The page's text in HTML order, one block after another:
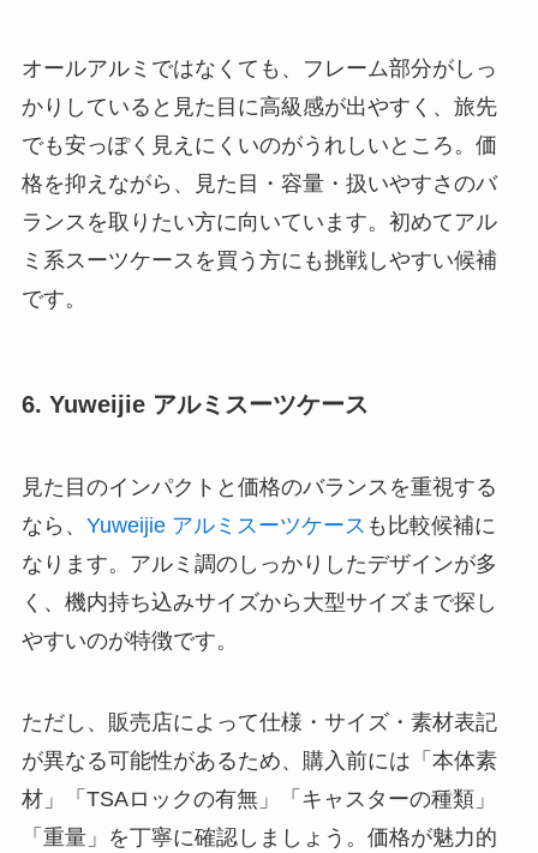
オールアルミではなくても、フレーム部分がしっ
かりしていると見た目に高級感が出やすく、旅先
でも安っぽく見えにくいのがうれしいところ。価
格を抑えながら、見た目・容量・扱いやすさのバ
ランスを取りたい方に向いています。初めてアル
ミ系スーツケースを買う方にも挑戦しやすい候補
です。
6. Yuweijie アルミスーツケース
見た目のインパクトと価格のバランスを重視する
なら、 Yuweijie アルミスーツケース も比較候補に
なります。アルミ調のしっかりしたデザインが多
く、機内持ち込みサイズから大型サイズまで探し
やすいのが特徴です。
ただし、販売店によって仕様・サイズ・素材表記
が異なる可能性があるため、購入前には「本体素
材」「TSAロックの有無」「キャスターの種類」
「重量」を丁寧に確認しましょう。価格が魅力的